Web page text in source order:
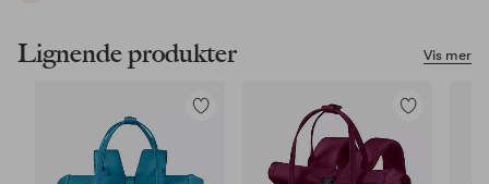
Vis mer
Lignende produkter
Legg
Legg
til
favoritter